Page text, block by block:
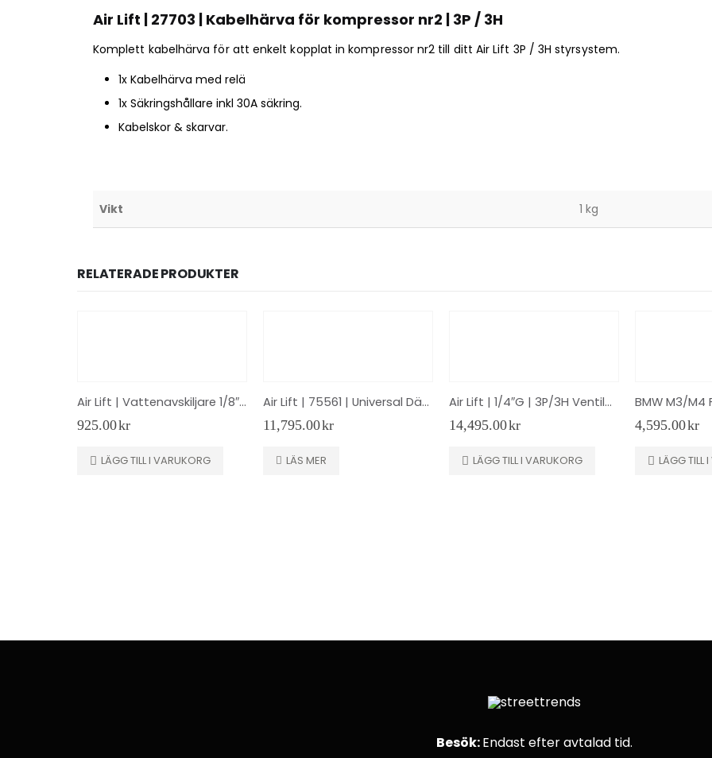
Air Lift | 27703 | Kabelhärva för kompressor nr2 | 3P / 3H
Komplett kabelhärva för att enkelt kopplat in kompressor nr2 till ditt Air Lift 3P / 3H styrsystem.
1x Kabelhärva med relä
1x Säkringshållare inkl 30A säkring.
Kabelskor & skarvar.
Vikt 1 kg
RELATERADE PRODUKTER
Air Lift | Vattenavskiljare 1/8″ FNPT | 11517
925.00kr
LÄGG TILL I VARUKORG
Air Lift | 75561 | Universal Dämpare med justerbar dämpning – Lång
11,795.00kr
LÄS MER
Air Lift | 1/4″G | 3P/3H Ventilpaket | 72675
14,495.00kr
LÄGG TILL I VARUKORG
4,595.00kr
LÄGG TILL
Besök:Endast efter avtalad tid.